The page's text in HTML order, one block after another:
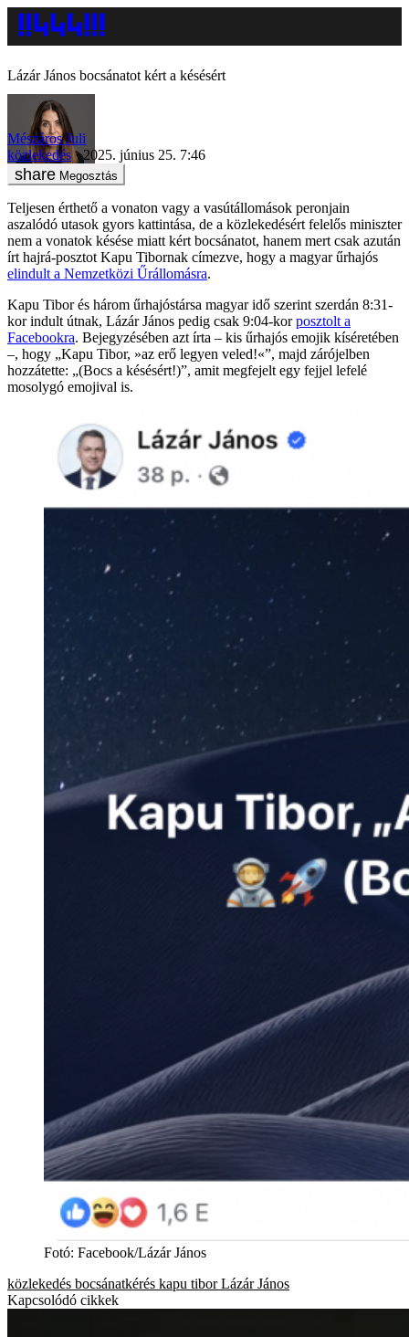
Lázár János bocsánatot kért a késésért
Mészáros Juli
közlekedés
2025. június 25. 7:46
Megosztás
Teljesen érthető a vonaton vagy a vasútállomások peronjain
aszalódó utasok gyors kattintása, de a közlekedésért felelős miniszter
nem a vonatok késése miatt kért bocsánatot, hanem mert csak azután
írt hajrá-posztot Kapu Tibornak címezve, hogy a magyar űrhajós
elindult a Nemzetközi Űrállomásra.
Kapu Tibor és három űrhajóstársa magyar idő szerint szerdán 8:31-
kor indult útnak, Lázár János pedig csak 9:04-korposztolt a
Facebookra. Bejegyzésében azt írta – kis űrhajós emojik kíséretében
–, hogy „Kapu Tibor, »az erő legyen veled!«”, majd zárójelben
hozzátette: „(Bocs a késésért!)”, amit megfejelt egy fejjel lefelé
mosolygó emojival is.
Fotó: Facebook/Lázár János
közlekedés bocsánatkérés kapu tibor Lázár János
Kapcsolódó cikkek